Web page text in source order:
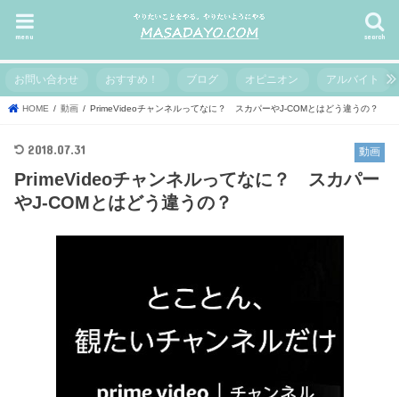
search
menu
お問い合わせ おすすめ！ ブログ オピニオン アルバイト
HOME 動画 PrimeVideoチャンネルってなに？ スカパーやJ-COMとはどう違うの？
動画
2018.07.31
PrimeVideoチャンネルってなに？ スカパー
やJ-COMとはどう違うの？